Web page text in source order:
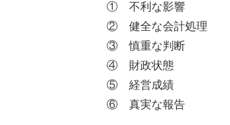
① 不利な影響
② 健全な会計処理
③ 慎重な判断
④ 財政状態
⑤ 経営成績
⑥ 真実な報告